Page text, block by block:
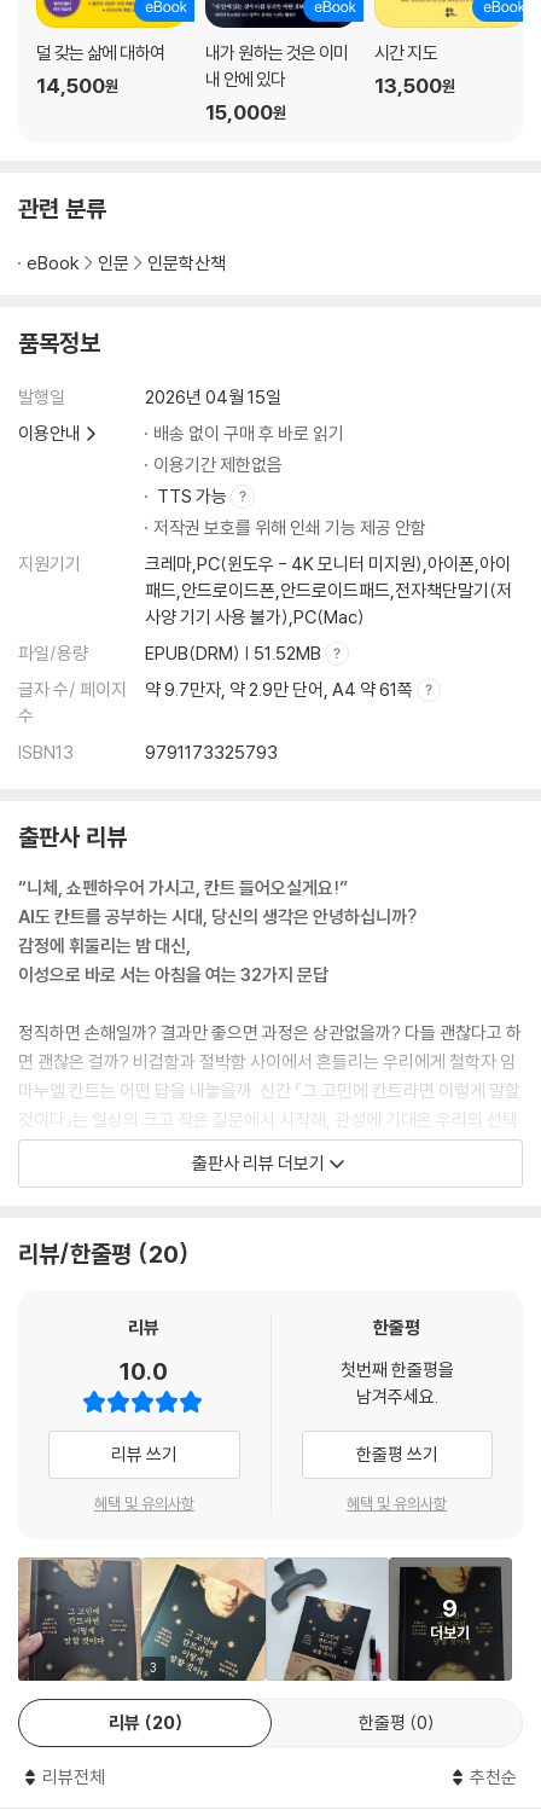
참고문헌
덜 갖는 삶에 대하여
14,500원
내가 원하는 것은 이미
내 안에 있다
15,000원
시간 지도
13,500원
관련 분류
eBook 인문 인문학산책
품목정보
발행일
2026년 04월 15일
이용안내
배송 없이 구매 후 바로 읽기
이용기간 제한없음
TTS 가능
저작권 보호를 위해 인쇄 기능 제공 안함
지원기기
크레마,PC(윈도우 - 4K 모니터 미지원),아이폰,아이
패드,안드로이드폰,안드로이드패드,전자책단말기(저
사양 기기 사용 불가),PC(Mac)
파일/용량
EPUB(DRM) | 51.52MB
글자 수/ 페이지
수
약 9.7만자, 약 2.9만 단어, A4 약 61쪽
ISBN13 9791173325793
출판사 리뷰
“니체, 쇼펜하우어 가시고, 칸트 들어오실게요!”
AI도 칸트를 공부하는 시대, 당신의 생각은 안녕하십니까?
감정에 휘둘리는 밤 대신,
이성으로 바로 서는 아침을 여는 32가지 문답
정직하면 손해일까? 결과만 좋으면 과정은 상관없을까? 다들 괜찮다고 하
면 괜찮은 걸까? 비겁함과 절박함 사이에서 흔들리는 우리에게 철학자 임
마누엘 칸트는 어떤 답을 내놓을까. 신간 『그 고민에 칸트라면 이렇게 말할
것이다』는 일상의 크고 작은 질문에서 시작해, 관성에 기대온 우리의 선택
과 판단을 예리하게 파고든다.
와 알고리즘이 개인의 취향을 대신하는 요즘, 우리는 점점 생각하는 법을
키고 있다는 사실은 시사하는 바가 크다. 기계조차 ‘어떻게 생각할 것인
스로 생각하는 용기’를 강조하는 칸트 철학에 주목해야 하는 이유다.
칸트는 묻는다. “내 행동의 원칙이 모두의 법칙이 되어도 괜찮은가?” 이
준엄한 질문은 정보의 과잉과 감정의 소용돌이 속에서 무너진 사유의 뼈대
를 다시 세운다. 칸트는 흔들리는 선택의 순간마다 어설픈 위로 대신 명확
스스로 생각하지 않는 시대,
어떻게 다시 생각할 것인가
자존감, 일, 관계, 욕심 그리고 의무와 자유까지
이성을 깨우는 칸트의 일침들
수많은 이의 고민에 칸트의 윤리학으로 답해온 저자는 칸트 철학을 현대인
고민 속으로 곧장 끌어들인다. 책은 크게 두 축으로 전개된다.
출판사 리뷰 더보기
리뷰/한줄평 20
리뷰
10.0
리뷰 쓰기
혜택 및 유의사항
한줄평
첫번째 한줄평을
남겨주세요.
한줄평 쓰기
혜택 및 유의사항
3
9
더보기
리뷰 20 한줄평 0
리뷰전체 추천순